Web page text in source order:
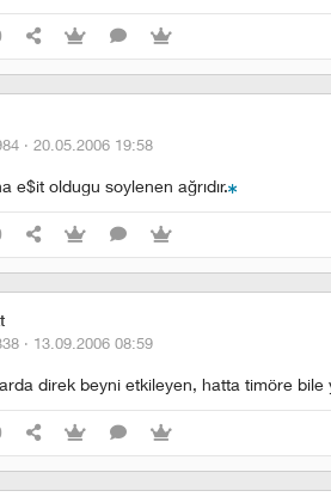
· 20.05.2006 19:58
e$it oldugu soylenen ağrıdır.
· 13.09.2006 08:59
direk beyni etkileyen, hatta timöre